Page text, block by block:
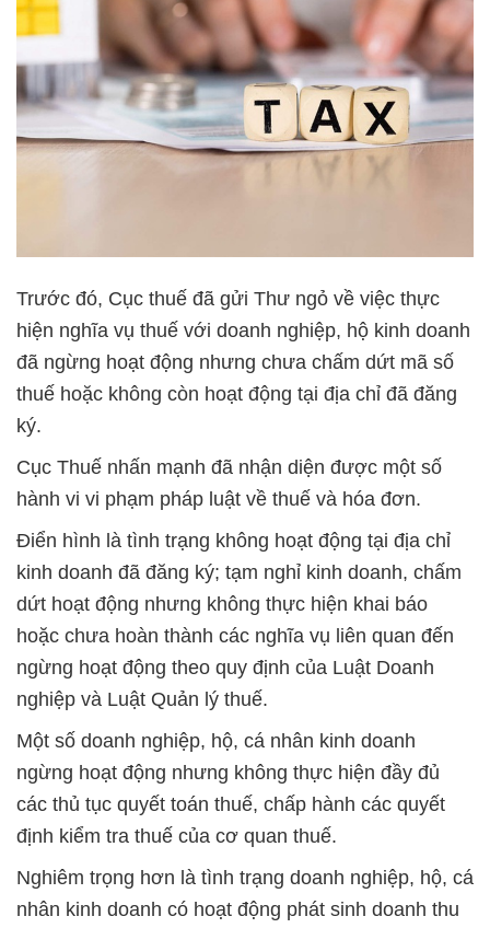
Trước đó, Cục thuế đã gửi Thư ngỏ về việc thực
hiện nghĩa vụ thuế với doanh nghiệp, hộ kinh doanh
đã ngừng hoạt động nhưng chưa chấm dứt mã số
thuế hoặc không còn hoạt động tại địa chỉ đã đăng
ký.
Cục Thuế nhấn mạnh đã nhận diện được một số
hành vi vi phạm pháp luật về thuế và hóa đơn.
Điển hình là tình trạng không hoạt động tại địa chỉ
kinh doanh đã đăng ký; tạm nghỉ kinh doanh, chấm
dứt hoạt động nhưng không thực hiện khai báo
hoặc chưa hoàn thành các nghĩa vụ liên quan đến
ngừng hoạt động theo quy định của Luật Doanh
nghiệp và Luật Quản lý thuế.
Một số doanh nghiệp, hộ, cá nhân kinh doanh
ngừng hoạt động nhưng không thực hiện đầy đủ
các thủ tục quyết toán thuế, chấp hành các quyết
định kiểm tra thuế của cơ quan thuế.
Nghiêm trọng hơn là tình trạng doanh nghiệp, hộ, cá
nhân kinh doanh có hoạt động phát sinh doanh thu